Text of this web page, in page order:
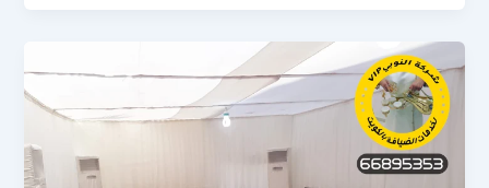
b
o
ok
d
o
n
e